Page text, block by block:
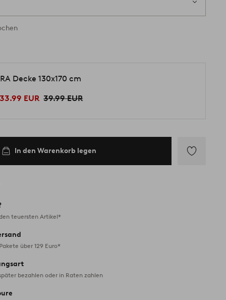
Decke 130x170 cm
33.99 EUR 39.99 EUR
In den Warenkorb legen
teuersten Artikel*
über 129 Euro*
bezahlen oder in Raten zahlen